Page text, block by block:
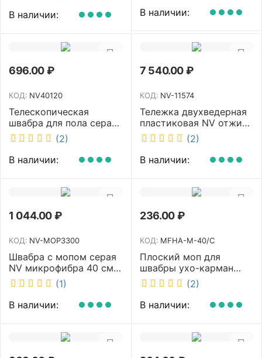
В наличии:
В наличии:
696.00₽
КОД: NV40120
Телескопическая
швабра для пола серая
NV микрофибра 42 см
NV40120
(2)
В наличии:
7 540.00₽
КОД: NV-11574
Тележка двухведерная
пластиковая NV отжим
2х23л NV-11574
(2)
В наличии:
1 044.00₽
КОД: NV-MOP3300
Швабра с мопом серая
NV микрофибра 40 см
NV-MOP3300
(1)
В наличии:
236.00₽
КОД: MFHA-M-40/C
Плоский моп для
швабры ухо-карман
белый 40 см NV MFHA-
M-40/C
(2)
В наличии: